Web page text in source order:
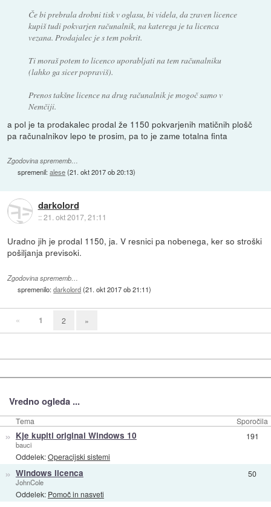
Če bi prebrala drobni tisk v oglasu, bi videla, da zraven licence
kupiš tudi pokvarjen računalnik, na katerega je ta licenca
vezana. Prodajalec je s tem pokrit.
Ti moraš potem to licenco uporabljati na tem računalniku
(lahko ga sicer popraviš).
Prenos takšne licence na drug računalnik je mogoč samo v
Nemčiji.
a pol je ta prodakalec prodal že 1150 pokvarjenih matičnih plošč
pa računalnikov lepo te prosim, pa to je zame totalna finta
Zgodovina sprememb…
spremenil:alese(21. okt 2017 ob 20:13)
darkolord
::21. okt 2017, 21:11
Uradno jih je prodal 1150, ja. V resnici pa nobenega, ker so stroški
pošiljanja previsoki.
Zgodovina sprememb…
spremenilo:darkolord(21. okt 2017 ob 21:11)
« 1 2 »
Vredno ogleda ...
Tema Sporočila
» Kje kupiti original Windows 10
bauci
Oddelek:Operacijski sistemi
191
» Windows licenca
JohnCole
Oddelek: Pomoč in nasveti
50